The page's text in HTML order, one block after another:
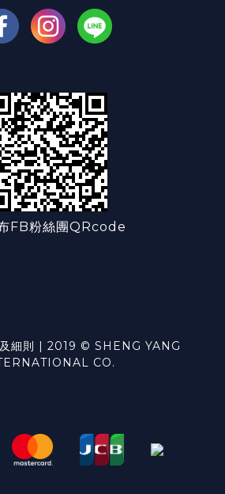
FB粉絲團QRcode
細則 | 2019 © SHENG YANG
CO.